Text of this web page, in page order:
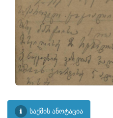
ᲤᲐᲘᲚᲘ 30
ᲤᲐᲘᲚᲘ 31
ᲤᲐᲘᲚᲘ 32
ᲤᲐᲘᲚᲘ 33
ᲤᲐᲘᲚᲘ 35
საქმის ანოტაცია